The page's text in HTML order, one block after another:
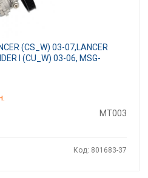
(CS_W) 03-07,LANCER
I (CU_W) 03-06, MSG-
MT003
Код: 801683-37